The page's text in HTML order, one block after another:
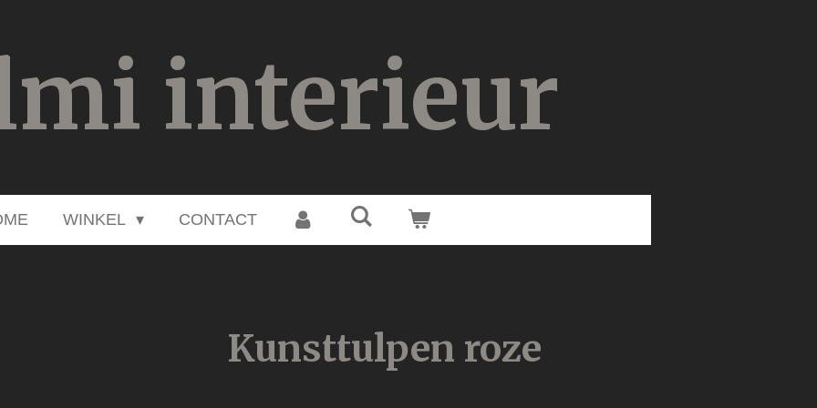
interieur
WINKEL CONTACT
Kunsttulpen roze